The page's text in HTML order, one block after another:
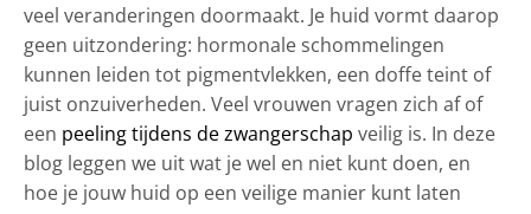
veel veranderingen doormaakt. Je huid vormt daarop
geen uitzondering: hormonale schommelingen
kunnen leiden tot pigmentvlekken, een doffe teint of
juist onzuiverheden. Veel vrouwen vragen zich af of
een peeling tijdens de zwangerschap veilig is. In deze
blog leggen we uit wat je wel en niet kunt doen, en
hoe je jouw huid op een veilige manier kunt laten